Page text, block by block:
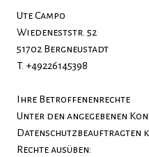
Ute Campo
Wiedeneststr. 52
51702 Bergneustadt
T. +49226145398
Ihre Betroffenenrechte
Unter den angegebenen
Datenschutzbeauftragten
Rechte ausüben: